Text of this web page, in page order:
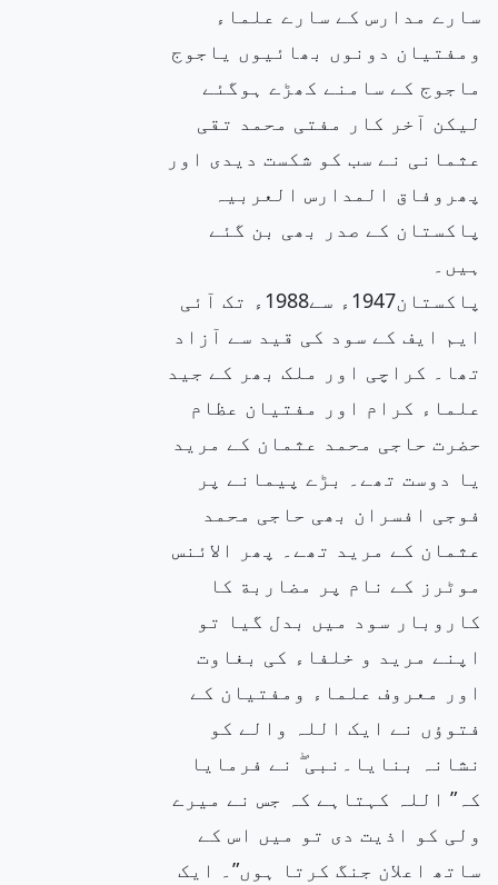
سارے مدارس کے سارے علماء
ومفتیان دونوں بھائیوں یاجوج
ماجوج کے سامنے کھڑے ہوگئے
لیکن آخر کار مفتی محمد تقی
عثمانی نے سب کو شکست دیدی اور
پھروفاق المدارس العربیہ
پاکستان کے صدر بھی بن گئے
ہیں۔
پاکستان1947ء سے1988ء تک آئی
ایم ایف کے سود کی قید سے آزاد
تھا۔ کراچی اور ملک بھر کے جید
علماء کرام اور مفتیان عظام
حضرت حاجی محمد عثمان کے مرید
یا دوست تھے۔ بڑے پیمانے پر
فوجی افسران بھی حاجی محمد
عثمان کے مرید تھے۔ پھر الائنس
موٹرز کے نام پر مضاربة کا
کاروبار سود میں بدل گیا تو
اپنے مرید و خلفاء کی بغاوت
اور معروف علماء ومفتیان کے
فتوؤں نے ایک اللہ والے کو
نشانہ بنایا۔نبی ۖ نے فرمایا
کہ” اللہ کہتاہے کہ جس نے میرے
ولی کو اذیت دی تو میں اس کے
ساتھ اعلان جنگ کرتا ہوں”۔ ایک